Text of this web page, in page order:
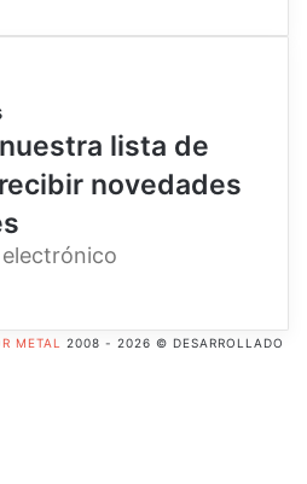
lista de
novedades
METAL
2008 - 2026 © DESARROLLADO